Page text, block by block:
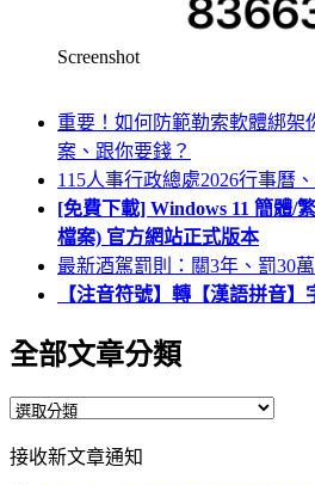
Screenshot
重要！如何防範勒索軟體綁架
案、跟你要錢？
115人事行政總處2026行事曆
[免費下載] Windows 11 簡體/
檔案) 官方網站正式版本
最新酒駕罰則：關3年、罰30
【注音符號】轉【漢語拼音】
全部文章分類
全
文
接收新文章通知